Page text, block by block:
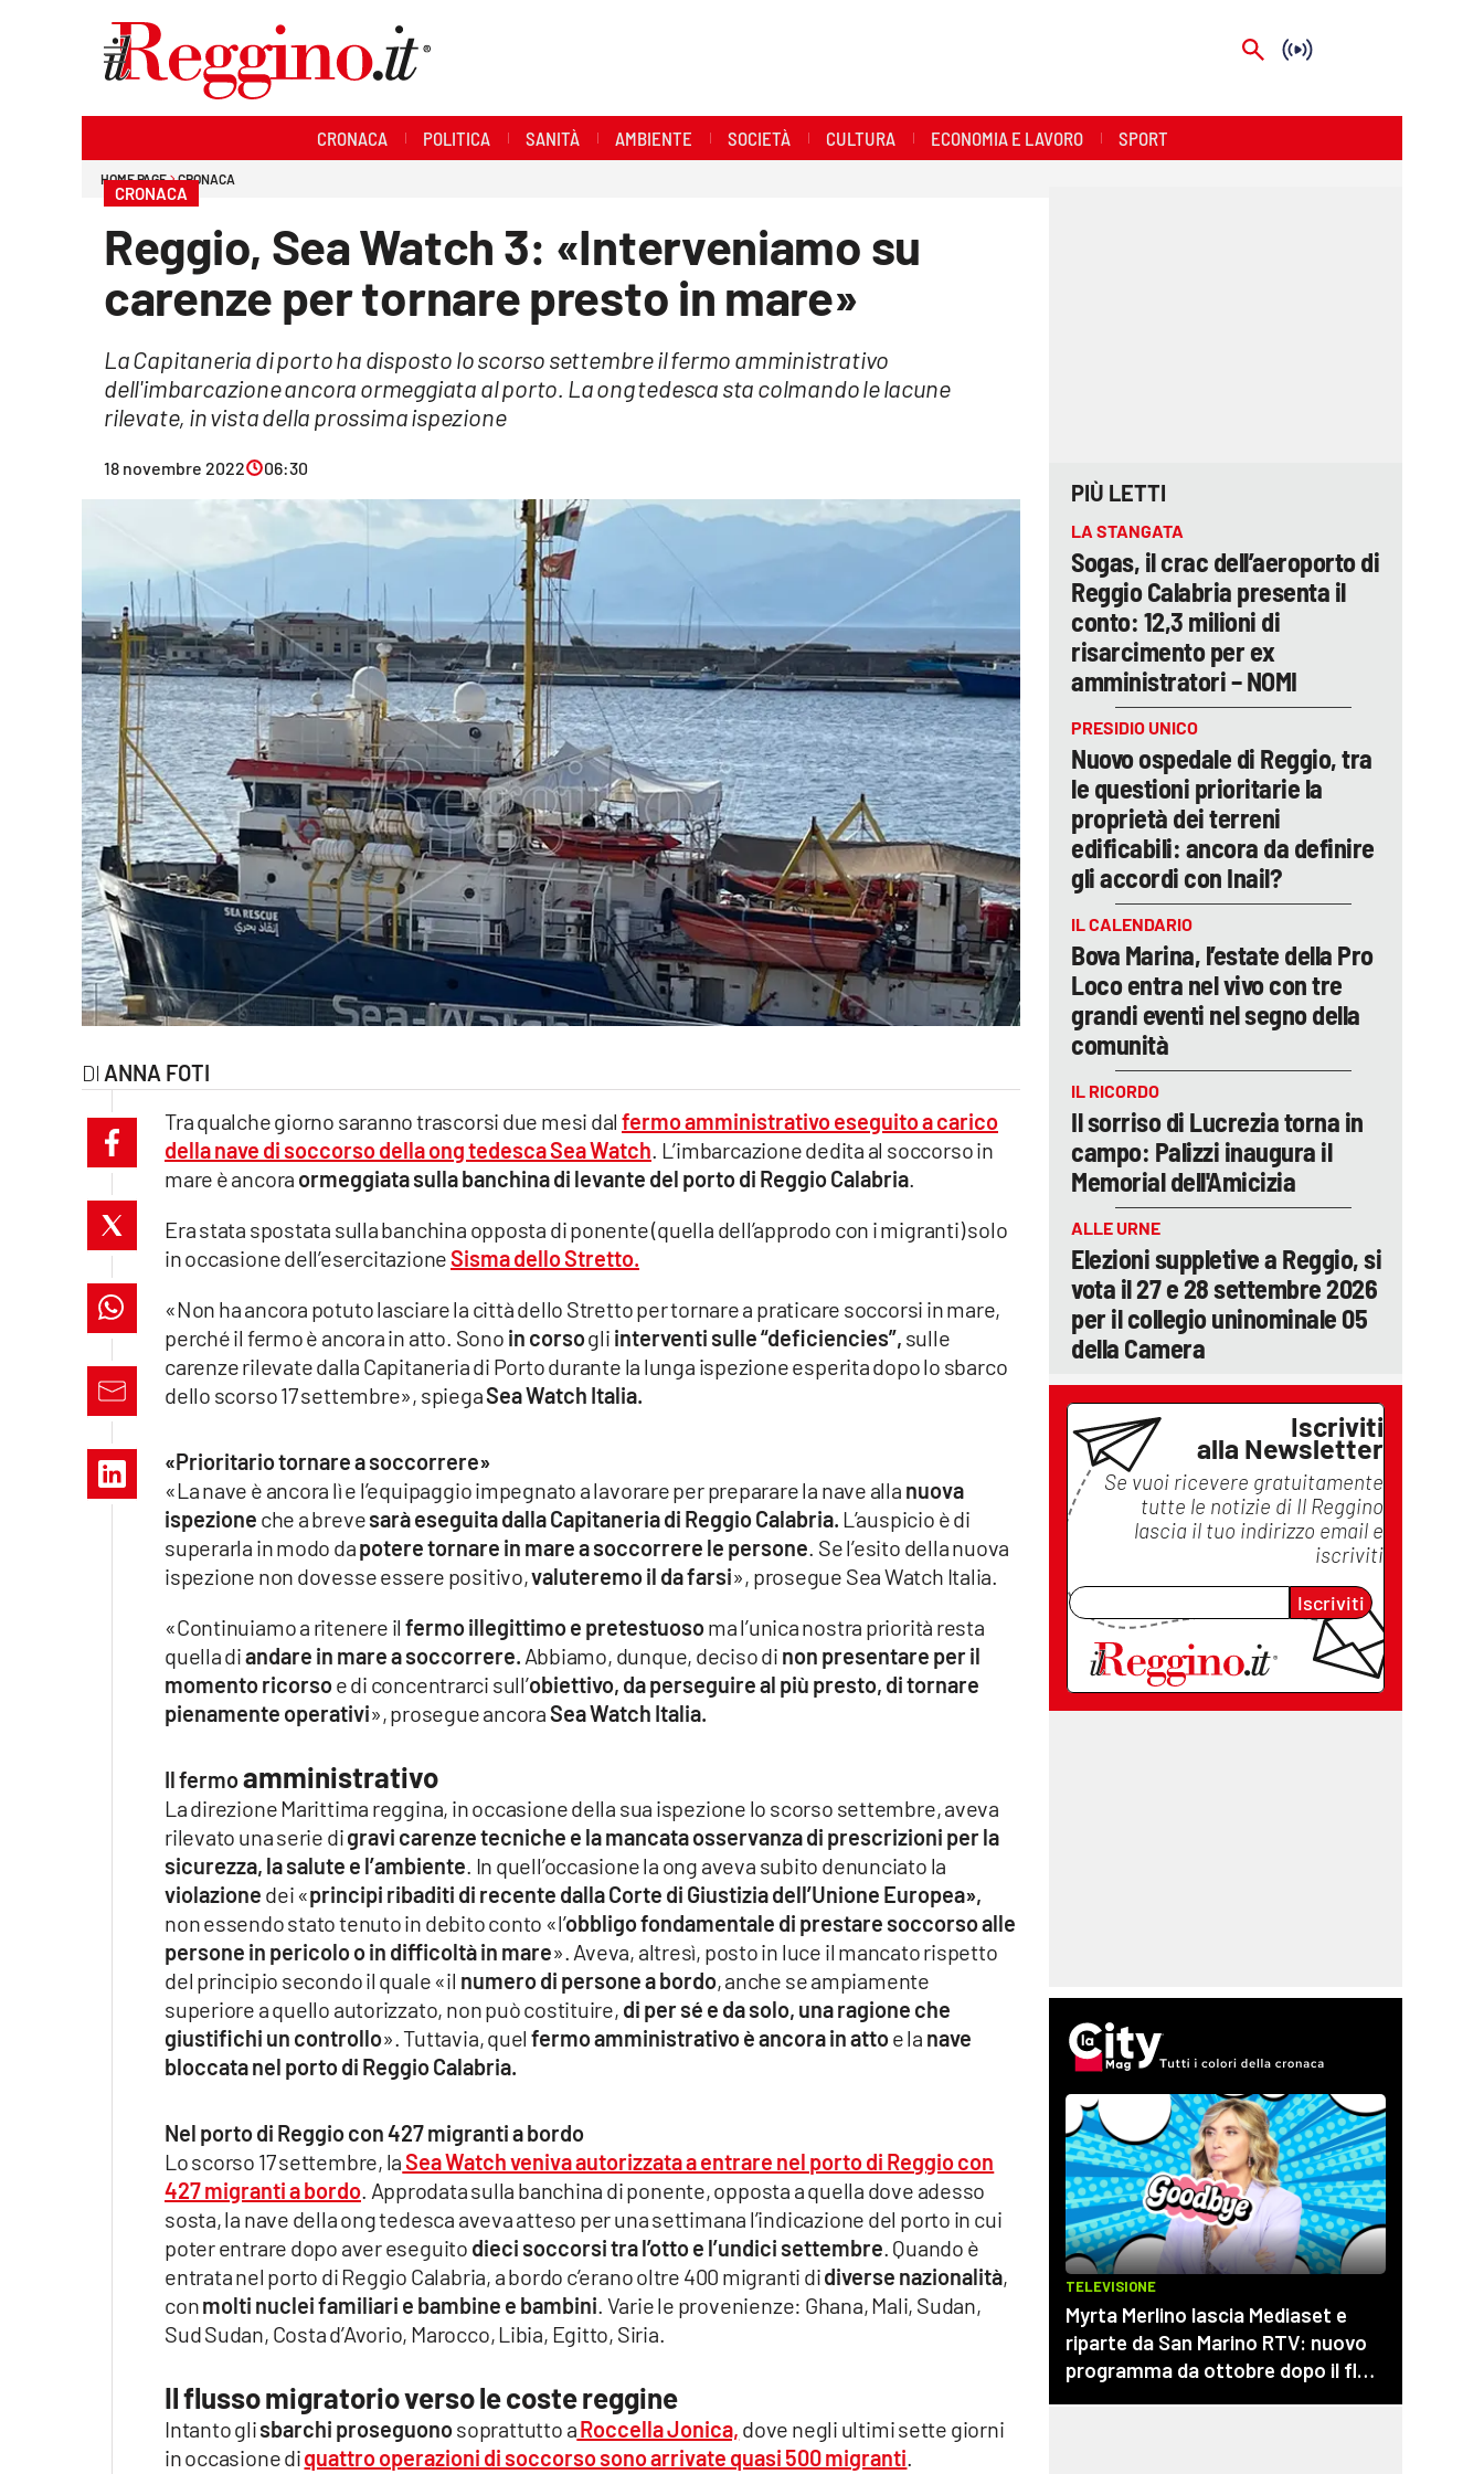
Economia e lavoro
Streaming
Lac Network
lacitymag.it
cosenzachannel.it
catanzarochannel.it
lacapitalenews.it
CRONACA POLITICA SANITÀ AMBIENTE SOCIETÀ CULTURA ECONOMIA E LAVORO SPORT
HOME PAGE CRONACA
CRONACA
Reggio, Sea Watch 3: «Interveniamo su
carenze per tornare presto in mare»
La Capitaneria di porto ha disposto lo scorso settembre il fermo amministrativo
dell'imbarcazione ancora ormeggiata al porto. La ong tedesca sta colmando le lacune
rilevate, in vista della prossima ispezione
18 novembre 2022 06:30
ANNA FOTI
Tra qualche giorno saranno trascorsi due mesi dal fermo amministrativo eseguito a carico
della nave di soccorso della ong tedesca Sea Watch. L’imbarcazione dedita al soccorso in
mare è ancora ormeggiata sulla banchina di levante del porto di Reggio Calabria.
Era stata spostata sulla banchina opposta di ponente (quella dell’approdo con i migranti) solo
in occasione dell’esercitazioneSisma dello Stretto.
«Non ha ancora potuto lasciare la città dello Stretto per tornare a praticare soccorsi in mare,
perché il fermo è ancora in atto. Sono in corsogli interventi sulle “deficiencies”, sulle
carenze rilevate dalla Capitaneria di Porto durante la lunga ispezione esperita dopo lo sbarco
dello scorso 17 settembre», spiegaSea Watch Italia.
«Prioritario tornare a soccorrere»
«La nave è ancora lì e l’equipaggio impegnato a lavorare per preparare la nave alla nuova
ispezione che a brevesarà eseguita dalla Capitaneria di Reggio Calabria. L’auspicio è di
superarla in modo dapotere tornare in mare a soccorrere le persone. Se l’esito della nuova
ispezione non dovesse essere positivo,valuteremo il da farsi», prosegue Sea Watch Italia.
«Continuiamo a ritenere ilfermo illegittimo e pretestuosoma l’unica nostra priorità resta
quella diandare in mare a soccorrere. Abbiamo, dunque, deciso di non presentare per il
momento ricorsoe di concentrarci sull’obiettivo, da perseguire al più presto, di tornare
pienamente operativi», prosegue ancoraSea Watch Italia.
Il fermoamministrativo
La direzione Marittima reggina, in occasione della sua ispezione lo scorso settembre, aveva
rilevato una serie digravi carenze tecniche e la mancata osservanza di prescrizioni per la
sicurezza, la salute e l’ambiente. In quell’occasione la ong aveva subito denunciato la
violazione dei «principi ribaditi di recente dalla Corte di Giustizia dell’Unione Europea»,
non essendo stato tenuto in debito conto «l’obbligo fondamentale di prestare soccorso alle
persone in pericolo o in difficoltà in mare». Aveva, altresì, posto in luce il mancato rispetto
del principio secondo il quale «il numero di persone a bordo, anche se ampiamente
superiore a quello autorizzato, non può costituire, di per sé e da solo, una ragione che
giustifichi un controllo». Tuttavia, quelfermo amministrativo è ancora in attoe la nave
bloccata nel porto di Reggio Calabria.
Nel porto di Reggio con 427 migranti a bordo
Lo scorso 17 settembre, laSea Watch veniva autorizzata a entrare nel porto di Reggio con
427 migranti a bordo. Approdata sulla banchina di ponente, opposta a quella dove adesso
sosta, la nave della ong tedesca aveva atteso per una settimana l’indicazione del porto in cui
poter entrare dopo aver eseguito dieci soccorsi tra l’otto e l’undici settembre. Quando è
entrata nel porto di Reggio Calabria, a bordo c’erano oltre 400 migranti didiverse nazionalità,
conmolti nuclei familiari e bambine e bambini. Varie le provenienze: Ghana, Mali, Sudan,
Sud Sudan, Costa d’Avorio, Marocco, Libia, Egitto, Siria.
Il flusso migratorio verso le coste reggine
Intanto glisbarchi proseguonosoprattutto aRoccella Jonica, dove negli ultimi sette giorni
in occasione diquattro operazioni di soccorso sono arrivate quasi 500 migranti.
PIÙ LETTI
LA STANGATA
Sogas, il crac dell’aeroporto di
Reggio Calabria presenta il
conto: 12,3 milioni di
risarcimento per ex
amministratori – NOMI
PRESIDIO UNICO
Nuovo ospedale di Reggio, tra
le questioni prioritarie la
proprietà dei terreni
edificabili: ancora da definire
gli accordi con Inail?
IL CALENDARIO
Bova Marina, l’estate della Pro
Loco entra nel vivo con tre
grandi eventi nel segno della
comunità
IL RICORDO
Il sorriso di Lucrezia torna in
campo: Palizzi inaugura il
Memorial dell'Amicizia
ALLE URNE
Elezioni suppletive a Reggio, si
vota il 27 e 28 settembre 2026
per il collegio uninominale 05
della Camera
Iscriviti
alla Newsletter
Se vuoi ricevere gratuitamente
tutte le notizie di Il Reggino
lascia il tuo indirizzo email e
iscriviti
Iscriviti